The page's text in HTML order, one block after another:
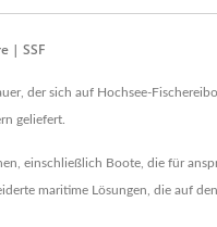
| SSF
der sich auf Hochsee-
geliefert.
einschließlich Boote, die für
maritime Lösungen, die auf